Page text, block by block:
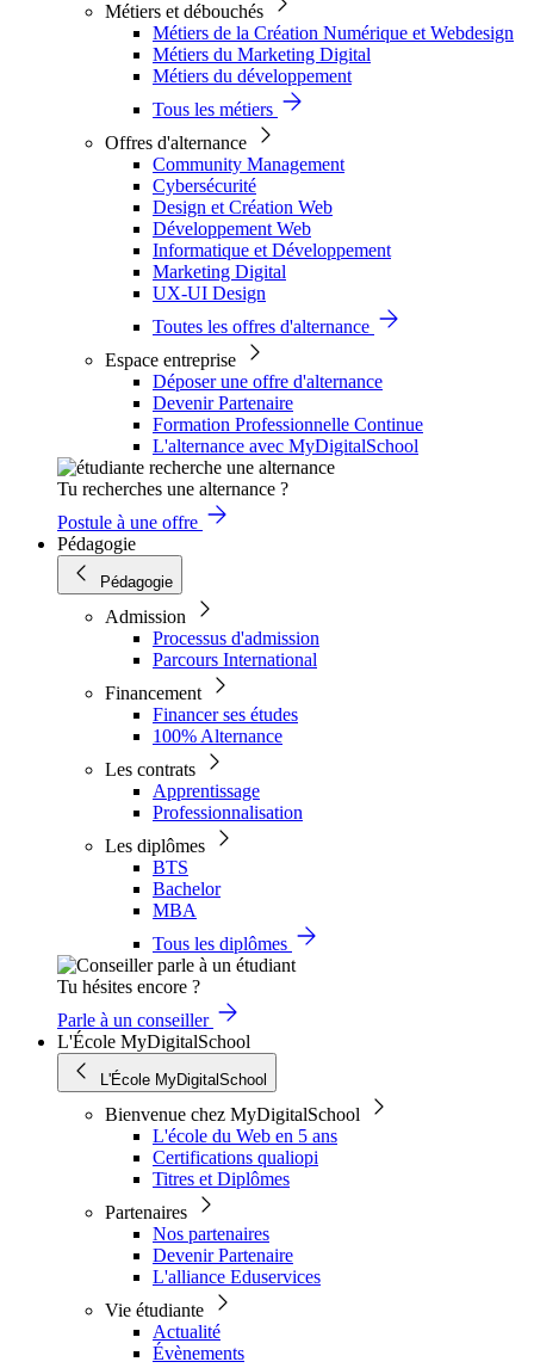
Métiers et débouchés
Métiers de la Création Numérique et Webdesign
Métiers du Marketing Digital
Métiers du développement
Tous les métiers
Offres d'alternance
Community Management
Cybersécurité
Design et Création Web
Développement Web
Informatique et Développement
Marketing Digital
UX-UI Design
Toutes les offres d'alternance
Espace entreprise
Déposer une offre d'alternance
Devenir Partenaire
Formation Professionnelle Continue
L'alternance avec MyDigitalSchool
Tu recherches une alternance ?
Postule à une offre
Pédagogie
Pédagogie
Admission
Processus d'admission
Parcours International
Financement
Financer ses études
100% Alternance
Les contrats
Apprentissage
Professionnalisation
Les diplômes
BTS
Bachelor
MBA
Tous les diplômes
Tu hésites encore ?
Parle à un conseiller
L'École MyDigitalSchool
L'École MyDigitalSchool
Bienvenue chez MyDigitalSchool
L'école du Web en 5 ans
Certifications qualiopi
Titres et Diplômes
Partenaires
Nos partenaires
Devenir Partenaire
L'alliance Eduservices
Vie étudiante
Actualité
Évènements